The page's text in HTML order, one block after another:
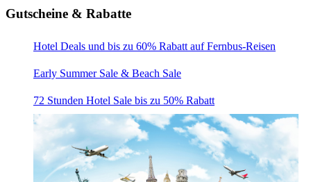
Gutscheine & Rabatte
Hotel Deals und bis zu 60% Rabatt auf Fernbus-Reisen
Early Summer Sale & Beach Sale
72 Stunden Hotel Sale bis zu 50% Rabatt